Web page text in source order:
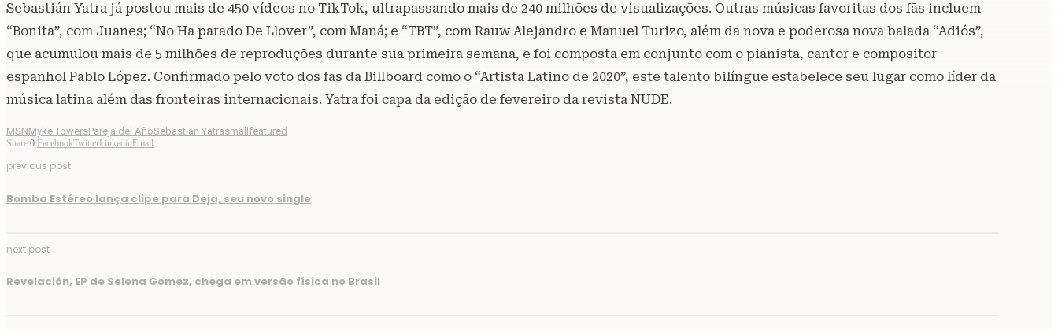
Sebastián Yatra já postou mais de 450 vídeos no TikTok, ultrapassando mais de 240 milhões de visualizações. Outras músicas favoritas dos fãs incluem
“Bonita”, com Juanes; “No Ha parado De Llover”, com Maná; e “TBT”, com Rauw Alejandro e Manuel Turizo, além da nova e poderosa nova balada “Adiós”,
que acumulou mais de 5 milhões de reproduções durante sua primeira semana, e foi composta em conjunto com o pianista, cantor e compositor
espanhol Pablo López. Confirmado pelo voto dos fãs da Billboard como o “Artista Latino de 2020”, este talento bilíngue estabelece seu lugar como líder da
música latina além das fronteiras internacionais. Yatra foi capa da edição de fevereiro da revista NUDE.
MSNMyke TowersPareja del AñoSebastian Yatrasmallfeatured
Share 0 FacebookTwitter Linkedin Email
previous post
Bomba Estéreo lança clipe para Deja, seu novo single
next post
Revelación, EP de Selena Gomez, chega em versão física no Brasil